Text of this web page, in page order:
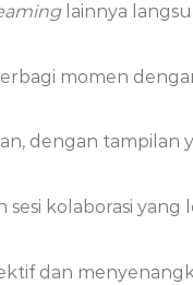
lainnya
momen
dengan tampilan
kolaborasi yang
dan